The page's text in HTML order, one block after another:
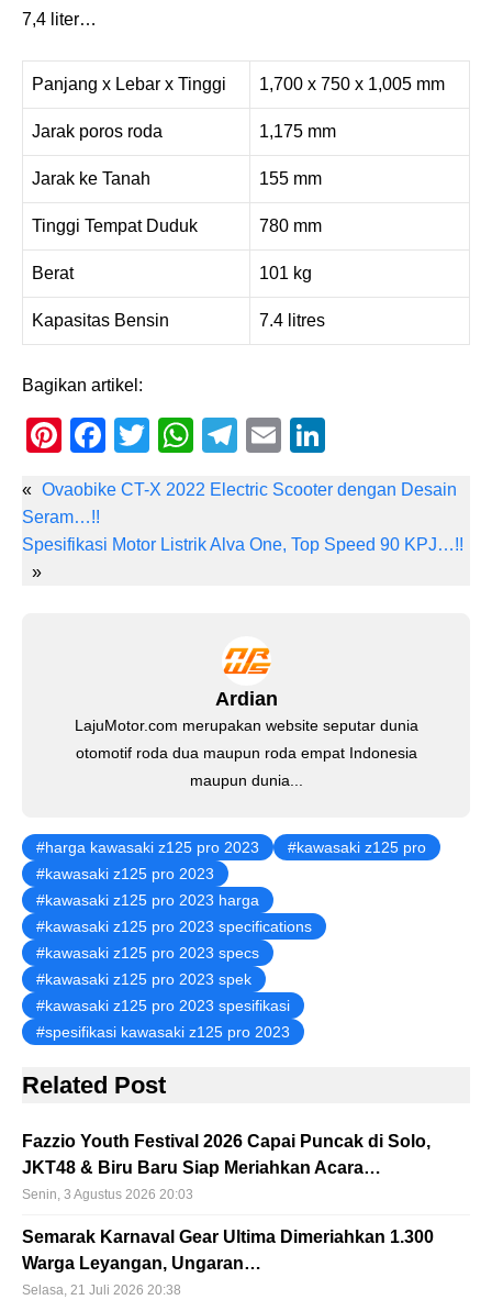
7,4 liter…
Panjang x Lebar x Tinggi 1,700 x 750 x 1,005 mm
Jarak poros roda 1,175 mm
Jarak ke Tanah 155 mm
Tinggi Tempat Duduk 780 mm
Berat 101 kg
Kapasitas Bensin 7.4 litres
Bagikan artikel:
Pi
er
e
F
c
e
T
tt
er
W
at
s
T
e
gr
E
ail k
e
« Ovaobike CT-X 2022 Electric Scooter dengan Desain
Seram…!!
Spesifikasi Motor Listrik Alva One, Top Speed 90 KPJ…!!
»
Ardian
LajuMotor.com merupakan website seputar dunia
otomotif roda dua maupun roda empat Indonesia
maupun dunia...
harga kawasaki z125 pro 2023
kawasaki z125 pro
kawasaki z125 pro 2023
kawasaki z125 pro 2023 harga
kawasaki z125 pro 2023 specifications
kawasaki z125 pro 2023 specs
kawasaki z125 pro 2023 spek
kawasaki z125 pro 2023 spesifikasi
spesifikasi kawasaki z125 pro 2023
Related Post
Fazzio Youth Festival 2026 Capai Puncak di Solo,
JKT48 & Biru Baru Siap Meriahkan Acara…
Senin, 3 Agustus 2026 20:03
Semarak Karnaval Gear Ultima Dimeriahkan 1.300
Warga Leyangan, Ungaran…
Selasa, 21 Juli 2026 20:38